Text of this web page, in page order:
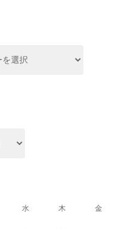
ロ
32GB、
水 木 金